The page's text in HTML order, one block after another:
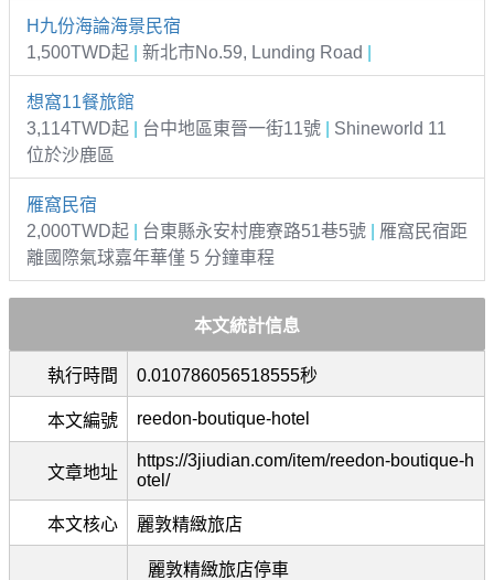
H九份海論海景民宿
1,500TWD起
新北市No.59, Lunding Road
想窩11餐旅館
3,114TWD起
台中地區東晉一街11號
Shineworld 11
位於沙鹿區
雁窩民宿
2,000TWD起
台東縣永安村鹿寮路51巷5號
雁窩民宿距
離國際氣球嘉年華僅 5 分鐘車程
本文統計信息
執行時間 0.010786056518555秒
本文編號 reedon-boutique-hotel
文章地址
https://3jiudian.com/item/reedon-boutique-h
otel/
本文核心 麗敦精緻旅店
麗敦精緻旅店停車